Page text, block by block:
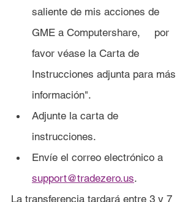
saliente de mis acciones de
GME a Computershare, 	por
favor véase la Carta de
Instrucciones adjunta para más
información".
Adjunte la carta de
instrucciones.
Envíe el correo electrónico a
support@tradezero.us.
La transferencia tardará entre 3 y 7